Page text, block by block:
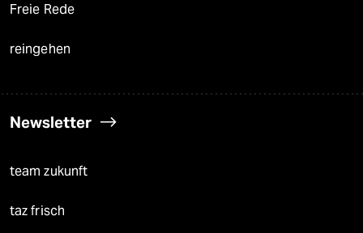
Freie Rede
reingehen
Newsletter
team zukunft
taz frisch